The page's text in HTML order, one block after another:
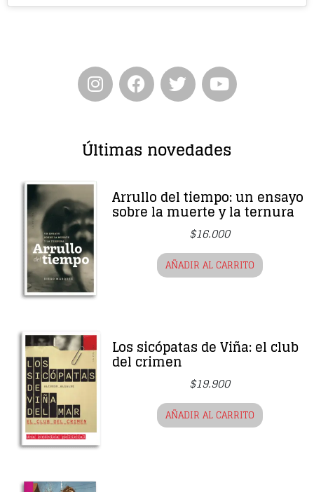
Últimas novedades
Arrullo del tiempo: un ensayo
sobre la muerte y la ternura
$16.000
AÑADIR AL CARRITO
Los sicópatas de Viña: el club
del crimen
$19.900
AÑADIR AL CARRITO